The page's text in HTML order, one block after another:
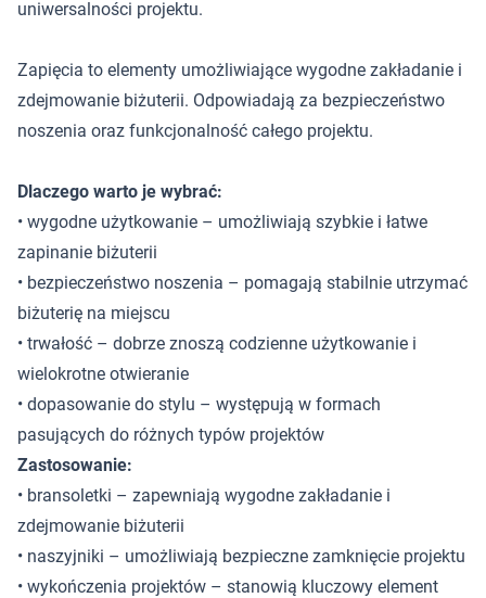
uniwersalności projektu.
Zapięcia to elementy umożliwiające wygodne zakładanie i
zdejmowanie biżuterii. Odpowiadają za bezpieczeństwo
noszenia oraz funkcjonalność całego projektu.
Dlaczego warto je wybrać:
• wygodne użytkowanie – umożliwiają szybkie i łatwe
zapinanie biżuterii
• bezpieczeństwo noszenia – pomagają stabilnie utrzymać
biżuterię na miejscu
• trwałość – dobrze znoszą codzienne użytkowanie i
wielokrotne otwieranie
• dopasowanie do stylu – występują w formach
pasujących do różnych typów projektów
Zastosowanie:
• bransoletki – zapewniają wygodne zakładanie i
zdejmowanie biżuterii
• naszyjniki – umożliwiają bezpieczne zamknięcie projektu
• wykończenia projektów – stanowią kluczowy element